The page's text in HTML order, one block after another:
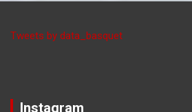
Tweets by data_basquet
Instagram